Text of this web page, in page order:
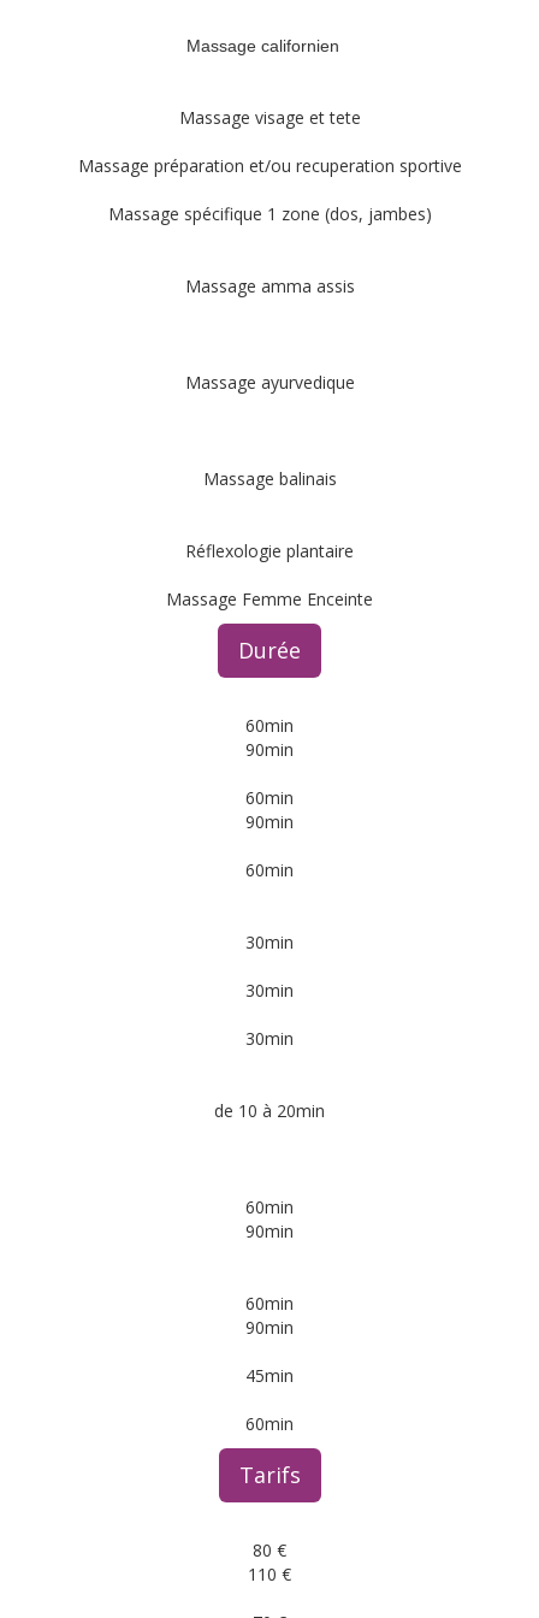
Massage californien
Massage visage et tete
Massage préparation et/ou recuperation sportive
Massage spécifique 1 zone (dos, jambes)
Massage amma assis
Massage ayurvedique
Massage balinais
Réflexologie plantaire
Massage Femme Enceinte
Durée
60min
90min
60min
90min
60min
30min
30min
30min
de 10 à 20min
60min
90min
60min
90min
45min
60min
Tarifs
80 €
110 €